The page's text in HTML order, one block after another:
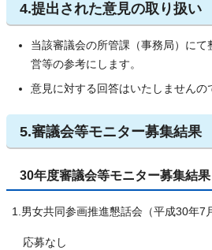
4.提出された意見の取り扱い
当該審議会の所管課（事務局）に
営等の参考にします。
意見に対する回答はいたしませんの
5.審議会等モニター募集結果
30年度審議会等モニター募集結果
1.男女共同参画推進懇話会（平成30年7
応募なし